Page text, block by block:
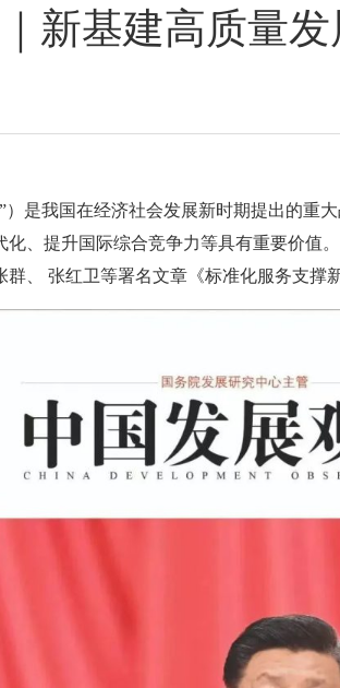
新基建高质量
）是我国在经济社会发展新时期提出的重
、提升国际综合竞争力等具有重要价值
、 张红卫等署名文章《标准化服务支撑